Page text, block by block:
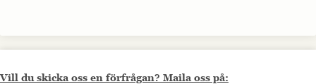
Vill du skicka oss en förfrågan? Maila oss på: